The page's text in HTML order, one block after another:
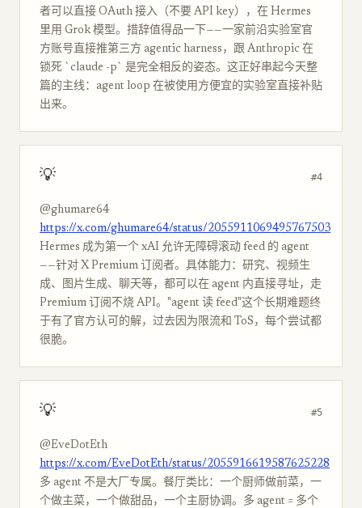
者可以直接 OAuth 接入（不要 API key），在 Hermes
里用 Grok 模型。措辞值得品一下——一家前沿实验室官
方账号直接推第三方 agentic harness，跟 Anthropic 在
锁死 `claude -p` 是完全相反的姿态。这正好串起今天整
篇的主线：agent loop 在被使用方便宜的实验室直接补贴
出来。
💡 #4
@ghumare64
https://x.com/ghumare64/status/2055911069495767503
Hermes 成为第一个 xAI 允许无障碍滚动 feed 的 agent
——针对 X Premium 订阅者。具体能力：研究、视频生
成、图片生成、聊天等，都可以在 agent 内直接寻址，走
Premium 订阅不烧 API。"agent 读 feed"这个长期难题终
于有了官方认可的解，过去因为限流和 ToS，每个尝试都
很脆。
💡 #5
@EveDotEth
https://x.com/EveDotEth/status/2055916619587625228
多 agent 不是大厂专属。餐厅类比：一个厨师做前菜，一
个做主菜，一个做甜品，一个主厨协调。多 agent = 多个